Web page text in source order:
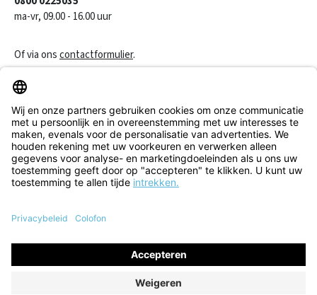
ma-vr, 09.00 - 16.00 uur
Of via onscontactformulier.
Klantenservice
Informatie
Alle prijzen incl. btw plusverzendkosten